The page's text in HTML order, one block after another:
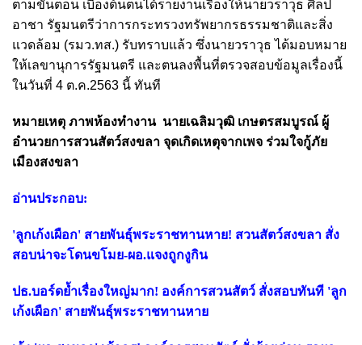
ตามขั้นตอน เบื้องต้นตนได้รายงานเรื่องให้นายวราวุธ ศิลป
อาชา รัฐมนตรีว่าการกระทรวงทรัพยากรธรรมชาติและสิ่ง
แวดล้อม (รมว.ทส.) รับทราบแล้ว ซึ่งนายวราวุธ ได้มอบหมาย
ให้เลขานุการรัฐมนตรี และตนลงพื้นที่ตรวจสอบข้อมูลเรื่องนี้
ในวันที่ 4 ต.ค.2563 นี้ ทันที
หมายเหตุ ภาพห้องทำงาน นายเฉลิมวุฒิ เกษตรสมบูรณ์ ผู้
อำนวยการสวนสัตว์สงขลา จุดเกิดเหตุจากเพจ ร่วมใจกู้ภัย
เมืองสงขลา
อ่านประกอบ:
'ลูกเก้งเผือก' สายพันธุ์พระราชทานหาย! สวนสัตว์สงขลา สั่ง
สอบน่าจะโดนขโมย-ผอ.แจงถูกงูกิน
ปธ.บอร์ดย้ำเรื่องใหญ่มาก! องค์การสวนสัตว์ สั่งสอบทันที 'ลูก
เก้งเผือก' สายพันธุ์พระราชทานหาย